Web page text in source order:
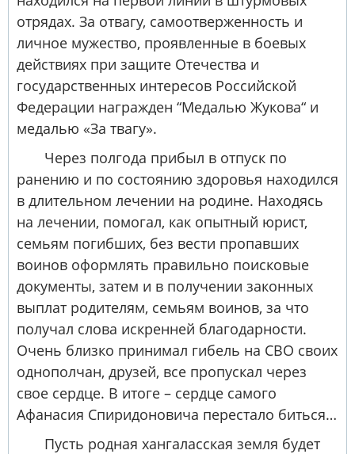
отрядах. За отвагу, самоотверженность и
личное мужество, проявленные в боевых
действиях при защите Отечества и
государственных интересов Российской
Федерации награжден “Медалью Жукова“ и
медалью «За твагу».
Через полгода прибыл в отпуск по
ранению и по состоянию здоровья находился
в длительном лечении на родине. Находясь
на лечении, помогал, как опытный юрист,
семьям погибших, без вести пропавших
воинов оформлять правильно поисковые
документы, затем и в получении законных
выплат родителям, семьям воинов, за что
получал слова искренней благодарности.
Очень близко принимал гибель на СВО своих
однополчан, друзей, все пропускал через
свое сердце. В итоге – сердце самого
Афанасия Спиридоновича перестало биться…
Пусть родная хангаласская земля будет